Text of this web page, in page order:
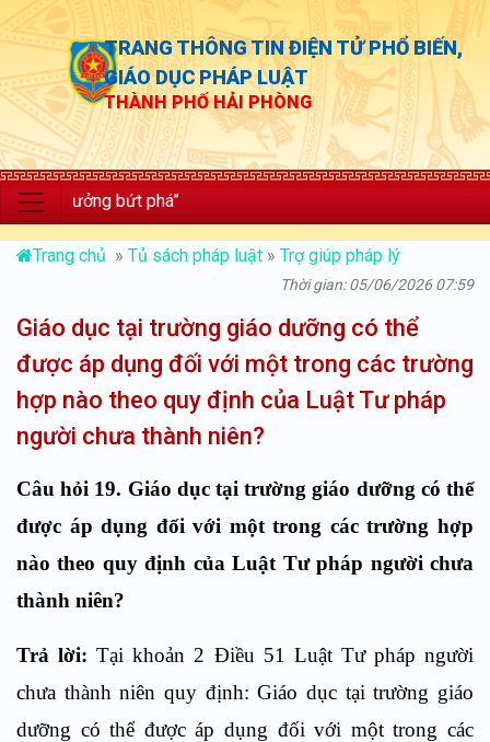
TRANG THÔNG TIN ĐIỆN TỬ PHỔ BIẾN,
GIÁO DỤC PHÁP LUẬT
THÀNH PHỐ HẢI PHÒNG
bứt phá”
Trang chủ » Tủ sách pháp luật » Trợ giúp pháp lý
Thời gian: 05/06/2026 07:59
Giáo dục tại trường giáo dưỡng có thể
được áp dụng đối với một trong các trường
hợp nào theo quy định của Luật Tư pháp
người chưa thành niên?
Câu hỏi 19. Giáo dục tại trường giáo dưỡng có thể
được áp dụng đối với một trong các trường hợp
nào theo quy định của Luật Tư pháp người chưa
thành niên?
Trả lời:Tại khoản 2 Điều 51 Luật Tư pháp người
chưa thành niên quy định: Giáo dục tại trường giáo
dưỡng có thể được áp dụng đối với một trong các